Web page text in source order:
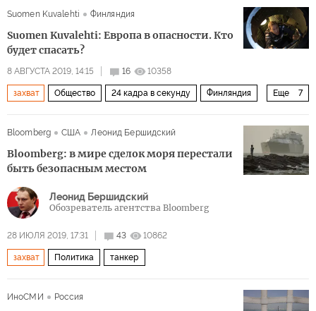
Suomen Kuvalehti Финляндия
Suomen Kuvalehti: Европа в опасности. Кто
будет спасать?
8 АВГУСТА 2019, 14:15 16 10358
Еще 7
захват Общество 24 кадра в секунду Финляндия
Bloomberg США Леонид Бершидский
Bloomberg: в мире сделок моря перестали
быть безопасным местом
Леонид Бершидский
Обозреватель агентства Bloomberg
28 ИЮЛЯ 2019, 17:31 43 10862
захват Политика танкер
ИноСМИ Россия